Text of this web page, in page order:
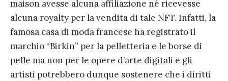
maison avesse alcuna affiliazione né ricevesse
alcuna royalty per la vendita di tale NFT. Infatti, la
famosa casa di moda francese ha registrato il
marchio “Birkin” per la pelletteria e le borse di
pelle ma non per le opere d’arte digitali e gli
artisti potrebbero dunque sostenere che i diritti